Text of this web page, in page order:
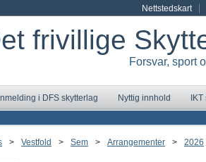
Nettstedskart
frivillige
Forsvar, sport
i DFS skytterlag Nyttig innhold
> Vestfold > Sem > Arrangementer > 2026